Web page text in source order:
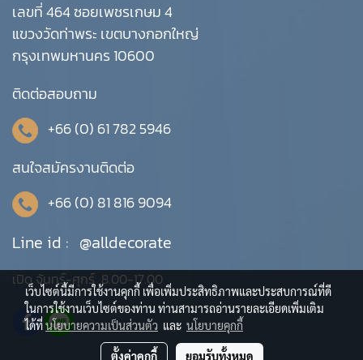
เลขที่ 464 ซอยเพชรเกษม 4
แขวงวัดท่าพระ เขตบางกอกใหญ่
กรุงเทพมหานคร 10600
ติดต่อสอบถาม
+66 (0) 61 782 5946
สนใจสมัครงานติดต่อ
+66 (0) 81 816 9094
Line id : @alldecorate
เปิด จันทร์-ศุกร์ 8.00-17.00
เว็บไซต์นี้มีการใช้งานคุกกี้ เพื่อเพิ่มประสิทธิภาพและประสบการณ์ที่ดี
ในการใช้งานเว็บไซต์ของท่าน ท่านสามารถอ่านรายละเอียดเพิ่มเติม
ได้ที่นโยบายความเป็นส่วนตัว และ นโยบายคุกกี้
ตั้งค่าคุกกี้ ยอมรับทั้งหมด